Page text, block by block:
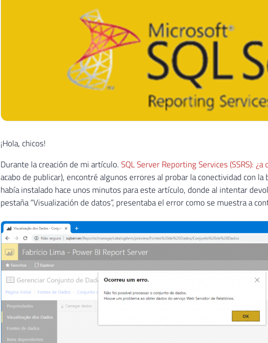
¡Hola, chicos!
Durante la creación de mi artículo.SQL Server Reporting Services (SSRS):
acabo de publicar), encontré algunos errores al probar la conectividad con
había instalado hace unos minutos para este artículo, donde al intentar
pestaña “Visualización de datos”, presentaba el error como se muestra a